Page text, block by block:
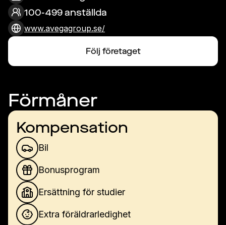
100-499 anställda
www.avegagroup.se/
Följ företaget
Förmåner
Kompensation
Bil
Bonusprogram
Ersättning för studier
Extra föräldrarledighet